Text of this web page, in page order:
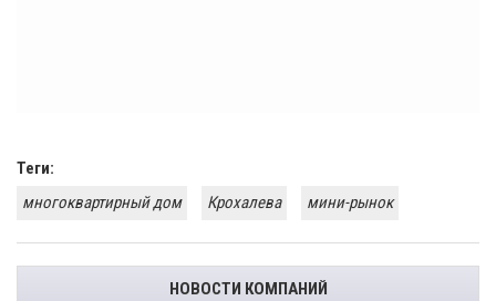
Теги:
многоквартирный дом
Крохалева мини-рынок
НОВОСТИ КОМПАНИЙ